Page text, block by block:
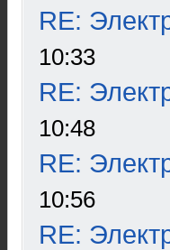
RE:
10:33
RE:
10:48
RE:
10:56
RE: